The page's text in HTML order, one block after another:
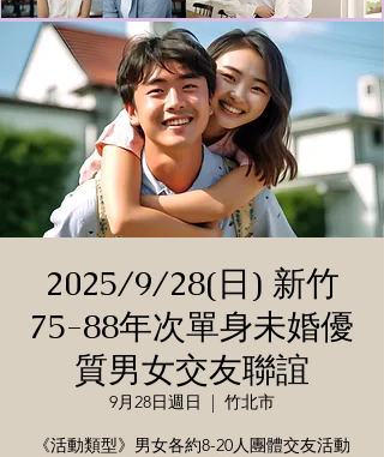
2025/9/28(日) 新竹
75-88年次單身未婚優
質男女交友聯誼
9月28日週日
  |
竹北市
《活動類型》男女各約8-20人團體交友活動